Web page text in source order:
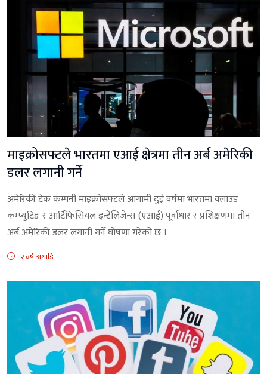
माइक्रोसफ्टले भारतमा एआई क्षेत्रमा तीन अर्ब अमेरिकी
डलर लगानी गर्ने
अमेरिकी टेक कम्पनी माइक्रोसफ्टले आगामी दुई वर्षमा भारतमा क्लाउड
कम्प्युटिङ र आर्टिफिसियल इन्टेलिजेन्स (एआई) पूर्वाधार र प्रशिक्षणमा तीन
अर्ब अमेरिकी डलर लगानी गर्ने घोषणा गरेको छ ।
२ वर्ष अगाडि